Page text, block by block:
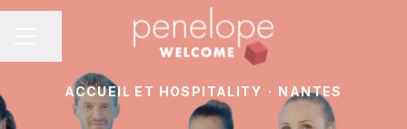
Partager la page
ACCUEIL ET HOSPITALITY · NANTES